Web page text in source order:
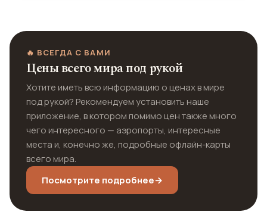
🔥 ВСЕГДА С ВАМИ
Цены всего мира под рукой
Хотите иметь всю информацию о ценах в мире
под рукой? Рекомендуем установить наше
приложение, в котором помимо цен также много
чего интересного — аэропорты, интересные
места и, конечно же, подробные офлайн-карты
всего мира.
Посмотрите подробнее→